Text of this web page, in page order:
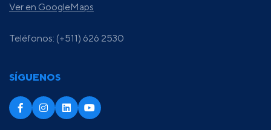
Ver en GoogleMaps
Teléfonos: (+511) 626 2530
SÍGUENOS